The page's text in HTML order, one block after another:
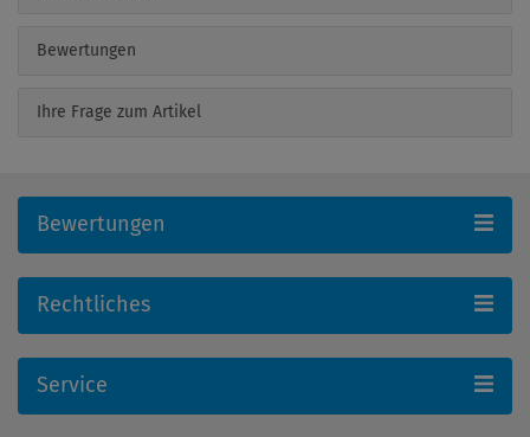
Bewertungen
Ihre Frage zum Artikel
Bewertungen
Rechtliches
Service